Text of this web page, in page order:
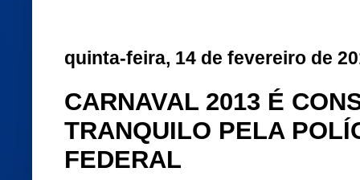
quinta-feira, 14 de fevereiro de
CARNAVAL 2013 É
TRANQUILO PELA
FEDERAL